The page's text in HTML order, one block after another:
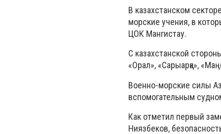
В казахстанском
морские учения, в
ЦОК Мангистау.
С казахстанской
«Орал», «Сарыарқа»,
Военно-морские силы
вспомогательным
Как отметил первый
Ниязбеков,